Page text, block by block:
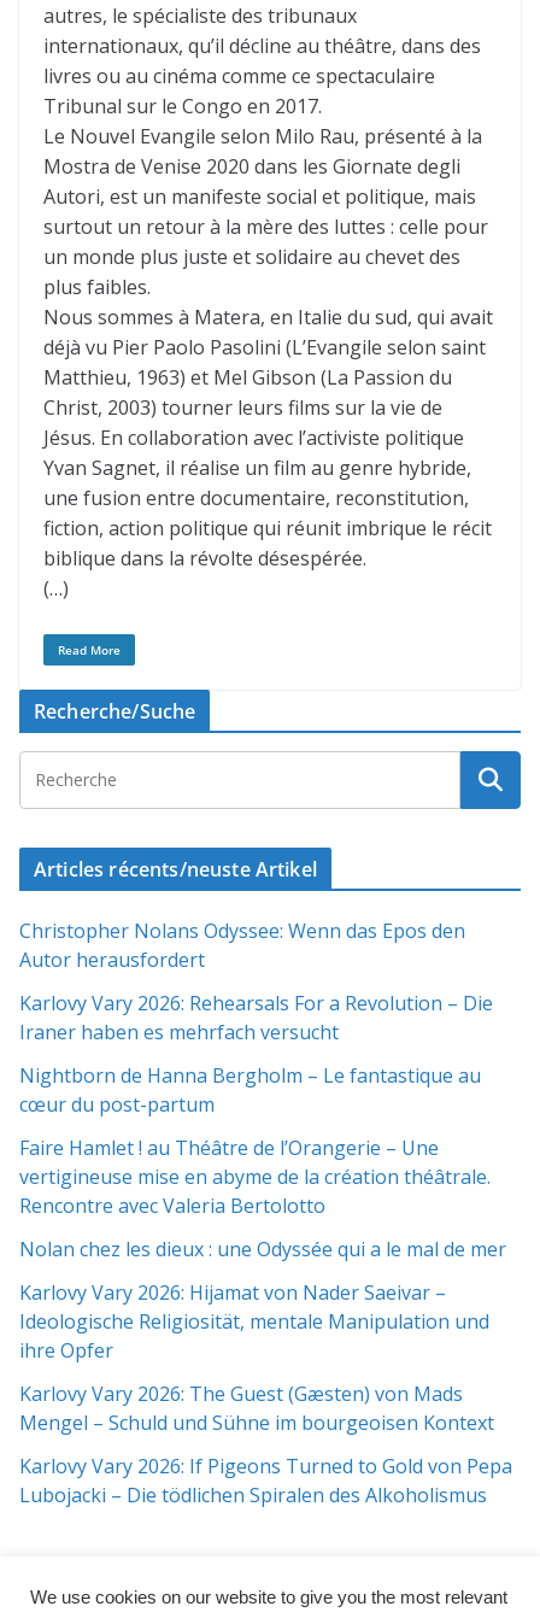
autres, le spécialiste des tribunaux
internationaux, qu’il décline au théâtre, dans des
livres ou au cinéma comme ce spectaculaire
Tribunal sur le Congo en 2017.
Le Nouvel Evangile selon Milo Rau, présenté à la
Mostra de Venise 2020 dans les Giornate degli
Autori, est un manifeste social et politique, mais
surtout un retour à la mère des luttes : celle pour
un monde plus juste et solidaire au chevet des
plus faibles.
Nous sommes à Matera, en Italie du sud, qui avait
déjà vu Pier Paolo Pasolini (L’Evangile selon saint
Matthieu, 1963) et Mel Gibson (La Passion du
Christ, 2003) tourner leurs films sur la vie de
Jésus. En collaboration avec l’activiste politique
Yvan Sagnet, il réalise un film au genre hybride,
une fusion entre documentaire, reconstitution,
fiction, action politique qui réunit imbrique le récit
biblique dans la révolte désespérée.
(…)
Read More
Recherche/Suche
Articles récents/neuste Artikel
Christopher Nolans Odyssee: Wenn das Epos den
Autor herausfordert
Karlovy Vary 2026: Rehearsals For a Revolution – Die
Iraner haben es mehrfach versucht
Nightborn de Hanna Bergholm – Le fantastique au
cœur du post-partum
Faire Hamlet ! au Théâtre de l’Orangerie – Une
vertigineuse mise en abyme de la création théâtrale.
Rencontre avec Valeria Bertolotto
Nolan chez les dieux : une Odyssée qui a le mal de mer
Karlovy Vary 2026: Hijamat von Nader Saeivar​​ –
Ideologische Religiosität, mentale Manipulation und
ihre Opfer
Karlovy Vary 2026: The Guest (Gæsten) von Mads
Mengel – Schuld und Sühne im bourgeoisen Kontext
Karlovy Vary 2026: If Pigeons Turned to Gold von Pepa
Lubojacki – Die tödlichen Spiralen des Alkoholismus
We use cookies on our website to give you the most relevant